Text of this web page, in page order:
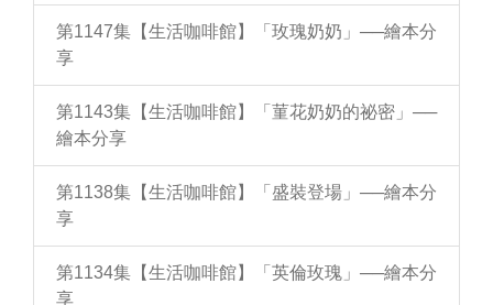
第1147集【生活咖啡館】「玫瑰奶奶」──繪本分
享
第1143集【生活咖啡館】「菫花奶奶的祕密」──
繪本分享
第1138集【生活咖啡館】「盛裝登場」──繪本分
享
第1134集【生活咖啡館】「英倫玫瑰」──繪本分
享